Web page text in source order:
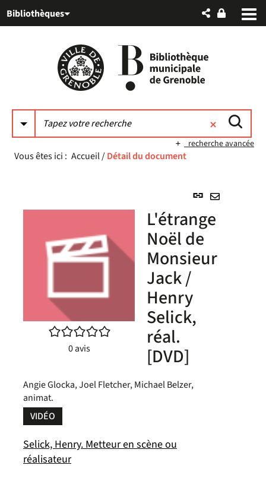
au
auBibliothèques
recherche avancée
Vous êtes ici : Accueil/Détail du document
Lien
(Nouvelle
par
/5
0avis
L'étrange
Noël de
Monsieur
Jack /
Henry
Selick,
réal.
[DVD]
Angie Glocka, Joel Fletcher, Michael Belzer,
animat.
VIDÉO
Selick, Henry. Metteur en scène ou
réalisateur